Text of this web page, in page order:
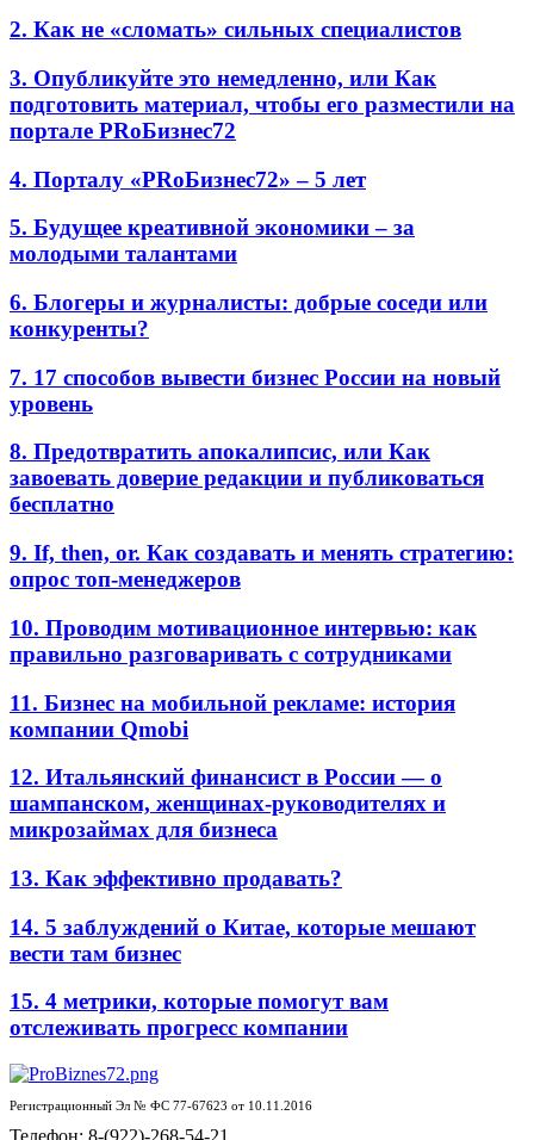
2. Как не «сломать» сильных специалистов
3. Опубликуйте это немедленно, или Как
подготовить материал, чтобы его разместили на
портале PRоБизнес72
4. Порталу «PRоБизнес72» – 5 лет
5. Будущее креативной экономики – за
молодыми талантами
6. Блогеры и журналисты: добрые соседи или
конкуренты?
7. 17 способов вывести бизнес России на новый
уровень
8. Предотвратить апокалипсис, или Как
завоевать доверие редакции и публиковаться
бесплатно
9. If, then, or. Как создавать и менять стратегию:
опрос топ-менеджеров
10. Проводим мотивационное интервью: как
правильно разговаривать с сотрудниками
11. Бизнес на мобильной рекламе: история
компании Qmobi
12. Итальянский финансист в России — о
шампанском, женщинах-руководителях и
микрозаймах для бизнеса
13. Как эффективно продавать?
14. 5 заблуждений о Китае, которые мешают
вести там бизнес
15. 4 метрики, которые помогут вам
отслеживать прогресс компании
Регистрационный Эл № ФС 77-67623 от 10.11.2016